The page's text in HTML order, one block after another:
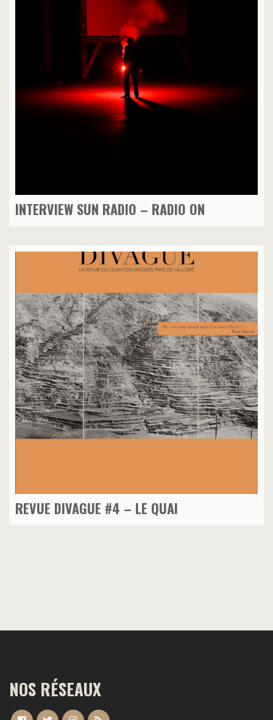
INTERVIEW SUN RADIO – RADIO ON
REVUE DIVAGUE #4 – LE QUAI
NOS RÉSEAUX